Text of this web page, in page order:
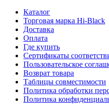
Каталог
Торговая марка Hi-Black
Доставка
Оплата
Где купить
Сертификаты
Пользовательское
Возврат товара
Таблицы совместимости
Политика обработки
Политика